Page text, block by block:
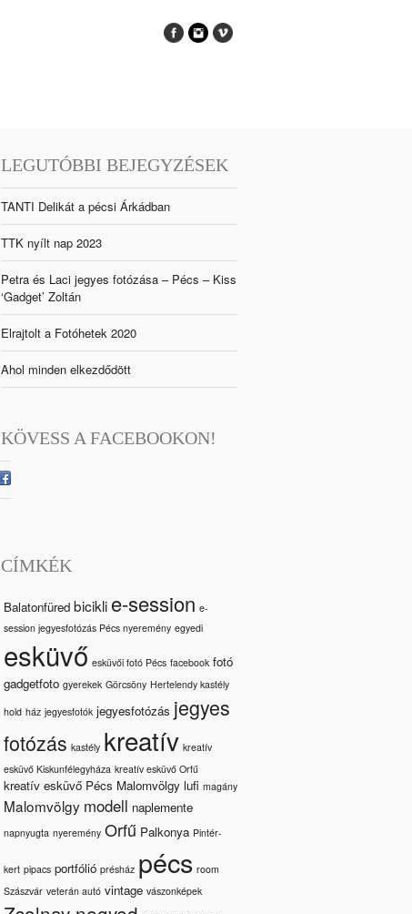
LEGUTÓBBI BEJEGYZÉSEK
TANTI Delikát a pécsi Árkádban
TTK nyílt nap 2023
Petra és Laci jegyes fotózása – Pécs – Kiss
‘Gadget’ Zoltán
Elrajtolt a Fotóhetek 2020
Ahol minden elkezdődött
KÖVESS A FACEBOOKON!
CÍMKÉK
Balatonfüred bicikli e-session e-
session jegyesfotózás Pécs nyeremény egyedi
esküvő esküvői fotó Pécs facebook fotó
gadgetfoto gyerekek Görcsöny Hertelendy kastély
hold ház jegyesfotók jegyesfotózás jegyes
fotózás kastély kreatív kreatív
esküvő Kiskunfélegyháza kreatív esküvő Orfű
kreatív esküvő Pécs Malomvölgy lufi magány
Malomvölgy modell naplemente
napnyugta nyeremény Orfű Palkonya Pintér-
kert pipacs portfólió présház pécs room
Szászvár veterán autó vintage vászonképek